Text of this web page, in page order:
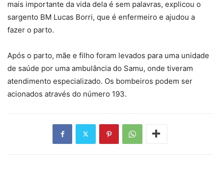
mais importante da vida dela é sem palavras, explicou o
sargento BM Lucas Borri, que é enfermeiro e ajudou a
fazer o parto.
Após o parto, mãe e filho foram levados para uma unidade
de saúde por uma ambulância do Samu, onde tiveram
atendimento especializado. Os bombeiros podem ser
acionados através do número 193.